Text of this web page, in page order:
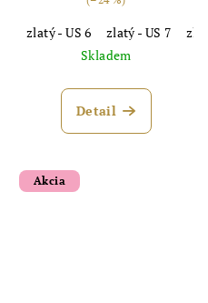
zlatý - US 6 zlatý - US 7
Skladem
Detail
Akcia